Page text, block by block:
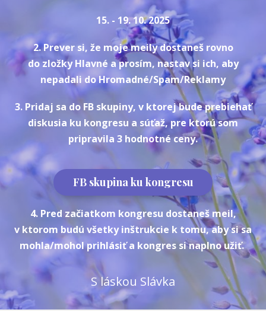
15. - 19. 10. 2025
2. Prever si, že moje meily dostaneš rovno
do zložky Hlavné a prosím, nastav si ich, aby
nepadali do Hromadné/Spam/Reklamy
3. Pridaj sa do FB skupiny, v ktorej bude prebiehať
diskusia ku kongresu a súťaž, pre ktorú som
pripravila 3 hodnotné ceny.
FB skupina ku kongresu
4. Pred začiatkom kongresu dostaneš meil,
v ktorom budú všetky inštrukcie k tomu, aby si sa
mohla/mohol prihlásiť a kongres si naplno užiť.
S láskou Slávka